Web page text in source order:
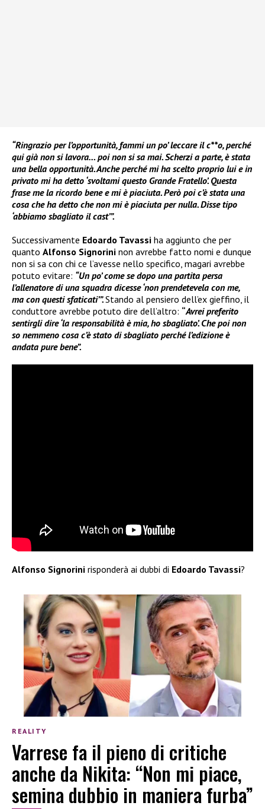
“Ringrazio per l’opportunità, fammi un po’ leccare il c**o, perché
qui già non si lavora… poi non si sa mai. Scherzi a parte, è stata
una bella opportunità. Anche perché mi ha scelto proprio lui e in
privato mi ha detto ‘svoltami questo Grande Fratello’. Questa
frase me la ricordo bene e mi è piaciuta. Però poi c’è stata una
cosa che ha detto che non mi è piaciuta per nulla. Disse tipo
‘abbiamo sbagliato il cast’”.
Successivamente Edoardo Tavassi ha aggiunto che per
quanto Alfonso Signorini non avrebbe fatto nomi e dunque
non si sa con chi ce l’avesse nello specifico, magari avrebbe
potuto evitare: “Un po’ come se dopo una partita persa
l’allenatore di una squadra dicesse ‘non prendetevela con me,
ma con questi sfaticati’”.Stando al pensiero dell’ex gieffino, il
conduttore avrebbe potuto dire dell’altro: “Avrei preferito
sentirgli dire ‘la responsabilità è mia, ho sbagliato’. Che poi non
so nemmeno cosa c’è stato di sbagliato perché l’edizione è
andata pure bene”.
Alfonso Signorini risponderà ai dubbi di Edoardo Tavassi?
REALITY
Varrese fa il pieno di critiche
anche da Nikita: “Non mi piace,
semina dubbio in maniera furba”